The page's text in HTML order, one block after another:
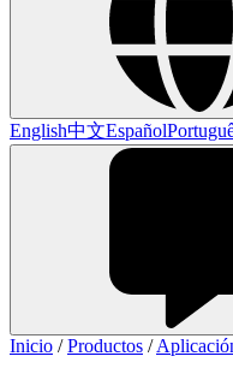
English中文Español
Inicio /Productos /